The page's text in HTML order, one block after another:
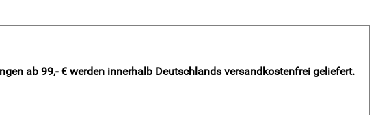
ab 99,- € werden innerhalb Deutschlands versandkostenfrei geliefert.